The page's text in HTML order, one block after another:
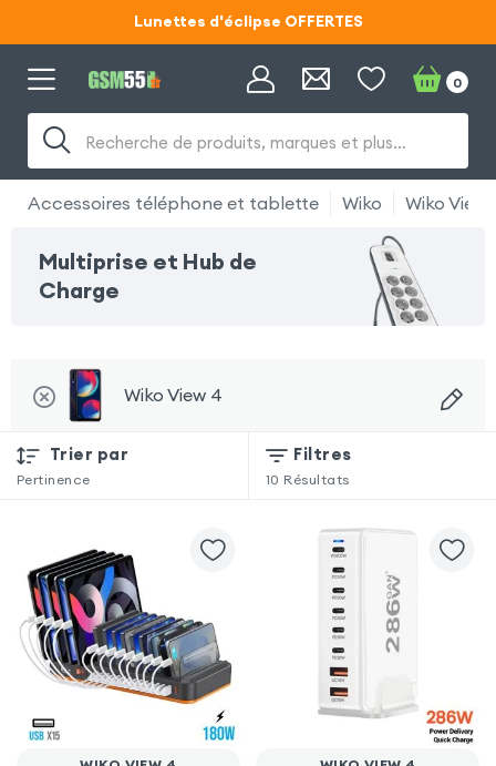
Lunettes d'éclipse OFFERTES
Code ECLIPSE55
Recherche de produits, marques et plus…
0
Accessoires téléphone et tablette Wiko Wiko View
Multiprise et Hub de
Charge
Wiko View 4
Trier par
Pertinence
Filtres
10 Résultats